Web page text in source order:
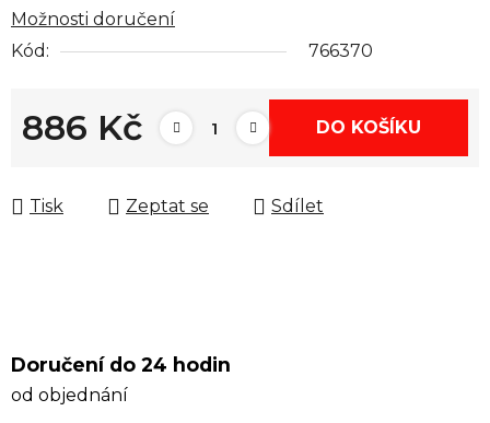
Možnosti doručení
Kód:
766370
886 Kč DO KOŠÍKU
Tisk Zeptat se Sdílet
Doručení do 24 hodin
od objednání